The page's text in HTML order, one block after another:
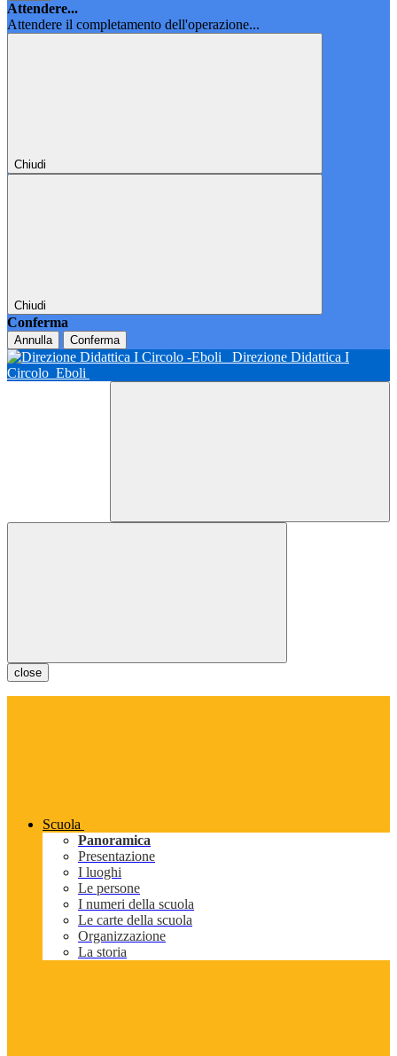
Attendere...
Attendere il completamento dell'operazione...
Chiudi
Chiudi
Conferma
Annulla Conferma
Direzione Didattica I
Circolo Eboli
close
Scuola
Panoramica
Presentazione
I luoghi
Le persone
I numeri della scuola
Le carte della scuola
Organizzazione
La storia